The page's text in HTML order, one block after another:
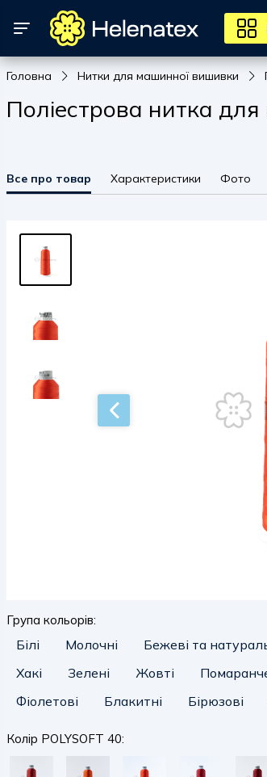
Головна Нитки для машинної вишивки
Поліестрова нитка
Все про товар Характеристики Фото
Група кольорів:
Білі Молочні Бежеві та
Хакі
Зелені Жовті
Фіолетові
Блакитні Бірюзові
Колір POLYSOFT 40: